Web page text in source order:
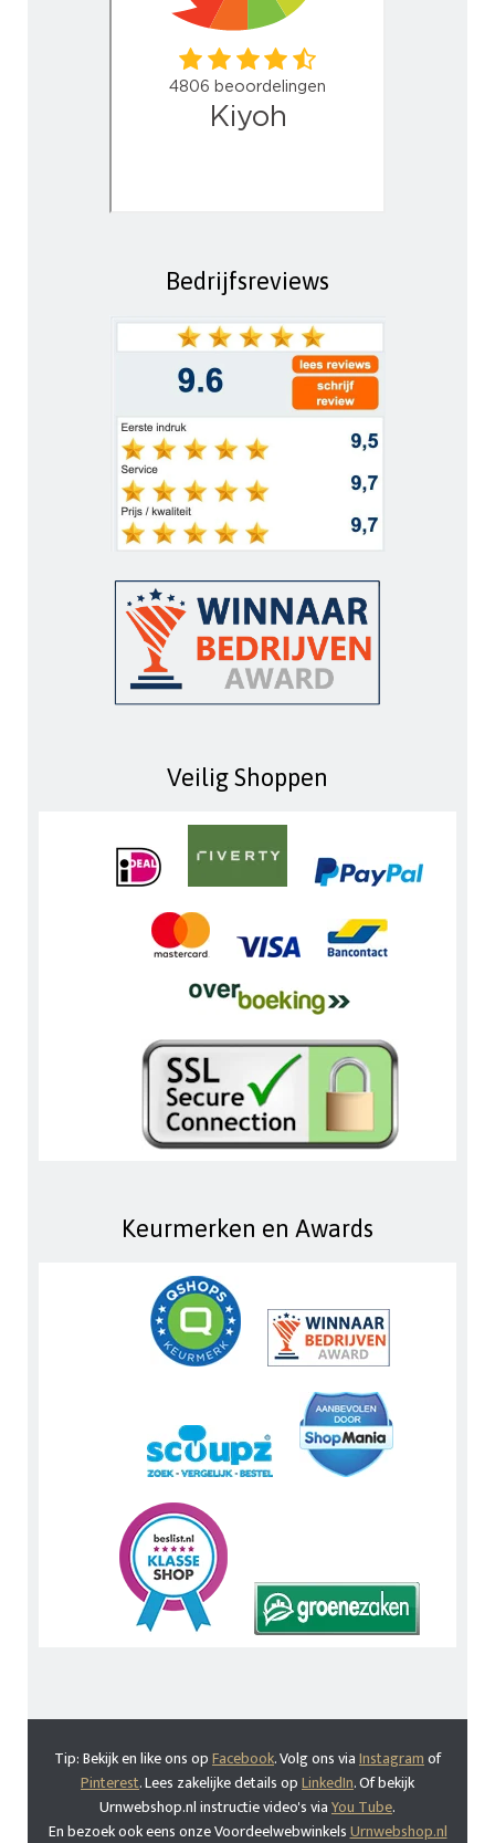
Bedrijfsreviews
Veilig Shoppen
Keurmerken en Awards
Tip: Bekijk en like ons opFacebook. Volg ons viaInstagramof
Pinterest. Lees zakelijke details opLinkedIn. Of bekijk
Urnwebshop.nl instructie video's viaYou Tube.
En bezoek ook eens onze VoordeelwebwinkelsUrnwebshop.nl